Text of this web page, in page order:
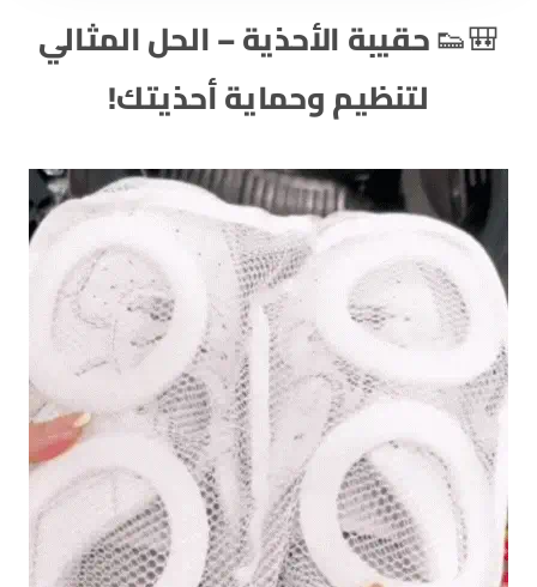
🎒👟حقيبة الأحذية – الحل المثالي
لتنظيم وحماية أحذيتك!